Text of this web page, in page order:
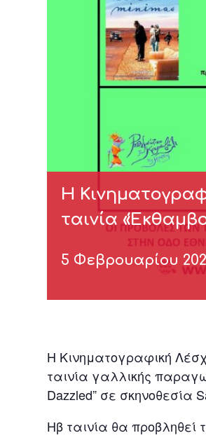
Η
ταινία
5 Φεβρουαρίου
Η Κινηματογραφική
ταινία γαλλικής
Dazzled” σε σκηνοθεσία
Ηβ ταινία θα προβληθεί